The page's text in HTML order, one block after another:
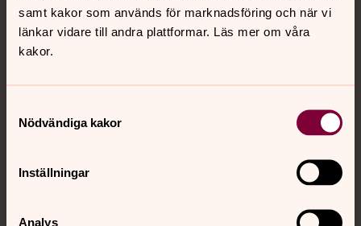
samt kakor som används för marknadsföring och när vi
länkar vidare till andra plattformar. Läs mer om våra
kakor.
Nödvändiga kakor
Inställningar
Analys
Kalender